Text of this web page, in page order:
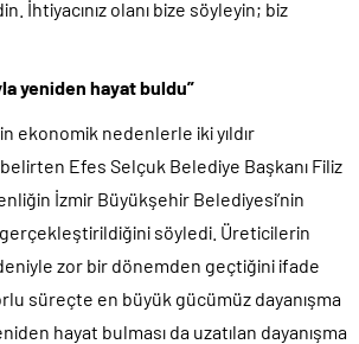
İhtiyacınız olanı bize söyleyin; biz
yeniden hayat buldu”
ekonomik nedenlerle iki yıldır
Efes Selçuk Belediye Başkanı Filiz
İzmir Büyükşehir Belediyesi’nin
söyledi. Üreticilerin
zor bir dönemden geçtiğini ifade
süreçte en büyük gücümüz dayanışma
hayat bulması da uzatılan dayanışma